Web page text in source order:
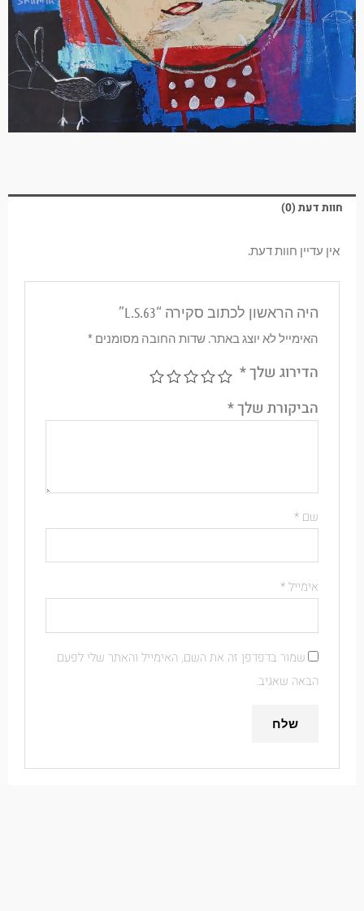
חוות דעת (0)
אין עדיין חוות דעת.
היה הראשון לכתוב סקירה “L.S.63”
האימייל לא יוצג באתר.שדות החובה מסומנים*
הדירוג שלך*
הביקורת שלך*
שם *
אימייל*
שמור בדפדפן זה את השם, האימייל והאתר שלי לפעם
הבאה שאגיב.